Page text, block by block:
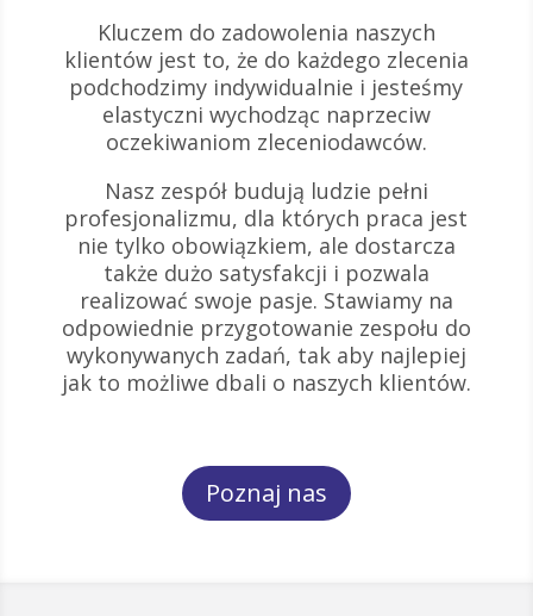
Kluczem do zadowolenia naszych
klientów jest to, że do każdego zlecenia
podchodzimy indywidualnie i jesteśmy
elastyczni wychodząc naprzeciw
oczekiwaniom zleceniodawców.
Nasz zespół budują ludzie pełni
profesjonalizmu, dla których praca jest
nie tylko obowiązkiem, ale dostarcza
także dużo satysfakcji i pozwala
realizować swoje pasje. Stawiamy na
odpowiednie przygotowanie zespołu do
wykonywanych zadań, tak aby najlepiej
jak to możliwe dbali o naszych klientów.
Poznaj nas